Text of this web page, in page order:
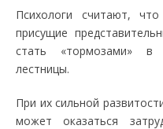
Психологи считают,
присущие
стать «тормозами» в
лестницы.
При их сильной
может оказаться